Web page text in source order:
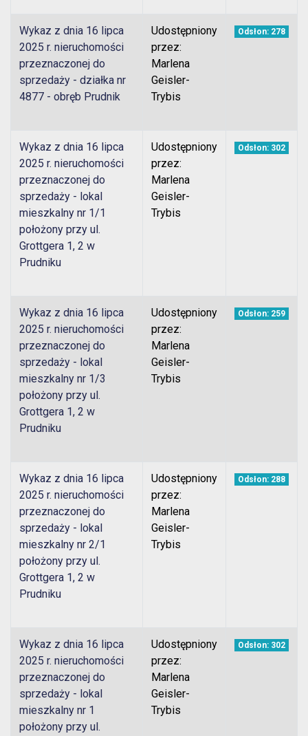
Wykaz z dnia 16 lipca
2025 r. nieruchomości
przeznaczonej do
sprzedaży - działka nr
4877 - obręb Prudnik
Udostępniony
przez:
Marlena
Geisler-
Trybis
Odsłon: 278
Wykaz z dnia 16 lipca
2025 r. nieruchomości
przeznaczonej do
sprzedaży - lokal
mieszkalny nr 1/1
położony przy ul.
Grottgera 1, 2 w
Prudniku
Udostępniony
przez:
Marlena
Geisler-
Trybis
Odsłon: 302
Wykaz z dnia 16 lipca
2025 r. nieruchomości
przeznaczonej do
sprzedaży - lokal
mieszkalny nr 1/3
położony przy ul.
Grottgera 1, 2 w
Prudniku
Udostępniony
przez:
Marlena
Geisler-
Trybis
Odsłon: 259
Wykaz z dnia 16 lipca
2025 r. nieruchomości
przeznaczonej do
sprzedaży - lokal
mieszkalny nr 2/1
położony przy ul.
Grottgera 1, 2 w
Prudniku
Udostępniony
przez:
Marlena
Geisler-
Trybis
Odsłon: 288
Wykaz z dnia 16 lipca
2025 r. nieruchomości
przeznaczonej do
sprzedaży - lokal
mieszkalny nr 1
położony przy ul.
Udostępniony
przez:
Marlena
Geisler-
Trybis
Odsłon: 302